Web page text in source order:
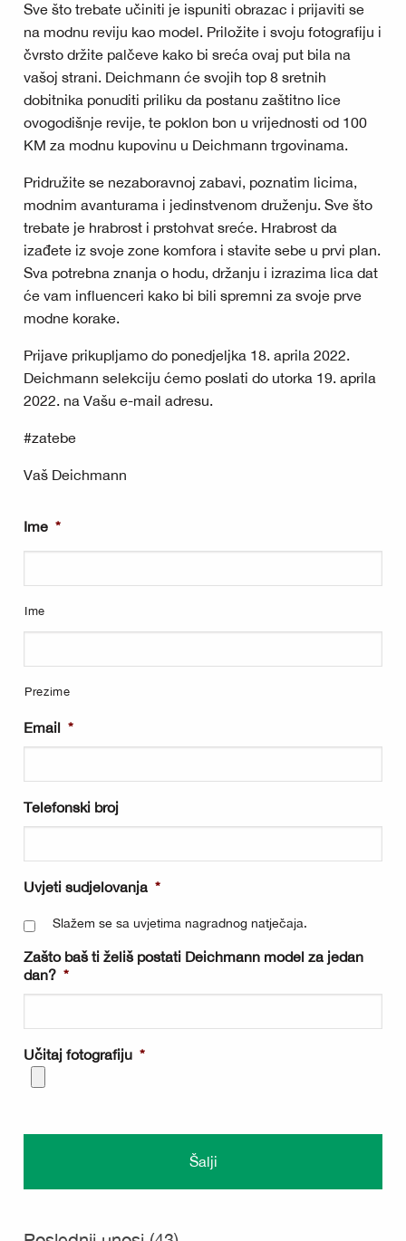
Sve što trebate učiniti je ispuniti obrazac i prijaviti se
na modnu reviju kao model. Priložite i svoju fotografiju i
čvrsto držite palčeve kako bi sreća ovaj put bila na
vašoj strani. Deichmann će svojih top 8 sretnih
dobitnika ponuditi priliku da postanu zaštitno lice
ovogodišnje revije, te poklon bon u vrijednosti od 100
KM za modnu kupovinu u Deichmann trgovinama.
Pridružite se nezaboravnoj zabavi, poznatim licima,
modnim avanturama i jedinstvenom druženju. Sve što
trebate je hrabrost i prstohvat sreće. Hrabrost da
izađete iz svoje zone komfora i stavite sebe u prvi plan.
Sva potrebna znanja o hodu, držanju i izrazima lica dat
će vam influenceri kako bi bili spremni za svoje prve
modne korake.
Prijave prikupljamo do ponedjeljka 18. aprila 2022.
Deichmann selekciju ćemo poslati do utorka 19. aprila
2022. na Vašu e-mail adresu.
#zatebe
Vaš Deichmann
Ime *
Ime
Prezime
Email *
Telefonski broj
Uvjeti sudjelovanja *
Slažem se sa uvjetima nagradnog natječaja.
Zašto baš ti želiš postati Deichmann model za jedan
dan? *
Učitaj fotografiju *